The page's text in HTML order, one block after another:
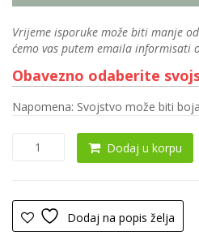
Vrijeme isporuke može biti manje
ćemo vas putem emaila informisati
Obavezno odaberite
Napomena: Svojstvo može biti
Trpezarijska
stolica
Dodaj u korpu
Dodaj na popis želja